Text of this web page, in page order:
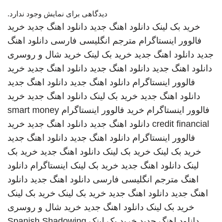
دیدگاهی برای نمایش وجود ندارد.
خرید بک لینک دانلود اهنگ جدید دانلود اهنگ جدید خرید
فالوور اینستاگرام مترجم انگلیسی فارسی دانلود اهنگ
جدید دانلود اهنگ جدید خرید بک لینک خرید شال و روسری
دانلود اهنگ جدید دانلود اهنگ جدید دانلود اهنگ جدید خرید
فالوور اینستاگرام دانلود اهنگ جدید دانلود اهنگ جدید
دانلود اهنگ جدید خرید بک لینک دانلود اهنگ جدید خرید
فالوور اینستاگرام خرید فالوور اینستاگرام smart money
credit financial دانلود اهنگ جدید دانلود اهنگ جدید خرید
فالوور اینستاگرام دانلود اهنگ جدید دانلود اهنگ جدید
خرید بک لینک خرید بک لینک دانلود اهنگ جدید خرید بک
لینک دانلود اهنگ جدید خرید بک لینک اینستاگرام دانلود
اهنگ مترجم انگلیسی فارسی دانلود اهنگ جدید دانلود
اهنگ جدید دانلود اهنگ جدید خرید بک لینک خرید بک لینک
خرید بک لینک دانلود اهنگ جدید خرید شال و روسری